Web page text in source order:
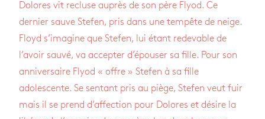
Dolores vit recluse auprès de son père Flyod. Ce
dernier sauve Stefen, pris dans une tempête de neige.
Floyd s’imagine que Stefen, lui étant redevable de
l’avoir sauvé, va accepter d’épouser sa fille. Pour son
anniversaire Flyod « offre » Stefen à sa fille
adolescente. Se sentant pris au piège, Stefen veut fuir
mais il se prend d’affection pour Dolores et désire la